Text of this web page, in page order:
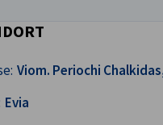
Viom. Periochi
Evia